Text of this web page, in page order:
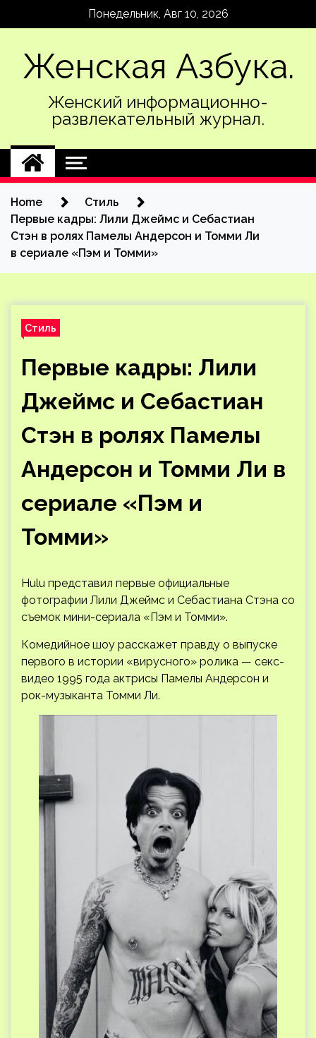
Понедельник, Авг 10, 2026
Женская Азбука.
Женский информационно-
развлекательный журнал.
Home
Стиль
Первые кадры: Лили Джеймс и Себастиан
Стэн в ролях Памелы Андерсон и Томми Ли
в сериале «Пэм и Томми»
Стиль
Первые кадры: Лили
Джеймс и Себастиан
Стэн в ролях Памелы
Андерсон и Томми Ли в
сериале «Пэм и
Томми»
Hulu представил первые официальные
фотографии Лили Джеймс и Себастиана Стэна со
съемок мини-сериала «Пэм и Томми».
Комедийное шоу расскажет правду о выпуске
первого в истории «вирусного» ролика — секс-
видео 1995 года актрисы Памелы Андерсон и
рок-музыканта Томми Ли.